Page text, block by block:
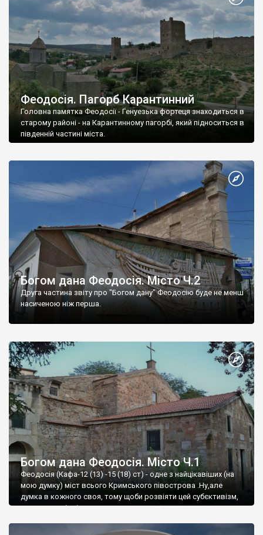
Феодосія. Пагорб Карантинний
Головна памятка Феодосії - Генуезька фортеця знаходиться в
старому районі - на Карантинному пагорбі, який підноситься в
південній частині міста.
Богом дана Феодосія. Місто Ч.2
Друга частина звіту про "Богом дану" Феодосію буде не менш
насиченою ніж перша.
Богом дана Феодосія. Місто Ч.1
Феодосія (Кафа-12 (13) -15 (18) ст) - одне з найцікавіших (на
мою думку) міст всього Кримського півострова .Ну,але
думка в кожного своя, тому щоби розвіяти цей субєктивізм,
запрошую відвідати це